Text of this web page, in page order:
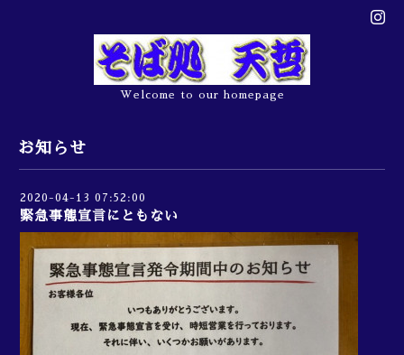
Welcome to our homepage
お知らせ
2020-04-13 07:52:00
緊急事態宣言にともない